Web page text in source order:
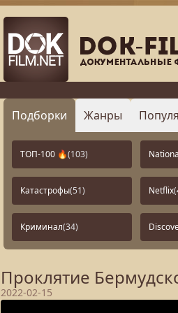
Подборки Жанры
ТОП-100 🔥(103)
Катастрофы(51) Netflix
Криминал(34)
Проклятие
2022-02-15